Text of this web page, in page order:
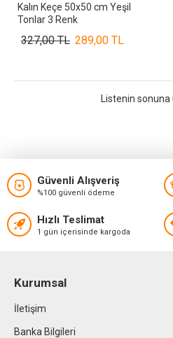
Kalın Keçe 50x50 cm Yeşil
Tonlar 3 Renk
289,00 TL
327,00 TL
Listenin sonuna
Güvenli Alışveriş
%100 güvenli ödeme
Hızlı Teslimat
1 gün içerisinde kargoda
Kurumsal
İletişim
Banka Bilgileri